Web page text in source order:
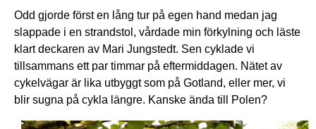
Odd gjorde först en lång tur på egen hand medan jag
slappade i en strandstol, vårdade min förkylning och läste
klart deckaren av Mari Jungstedt. Sen cyklade vi
tillsammans ett par timmar på eftermiddagen. Nätet av
cykelvägar är lika utbyggt som på Gotland, eller mer, vi
blir sugna på cykla längre. Kanske ända till Polen?